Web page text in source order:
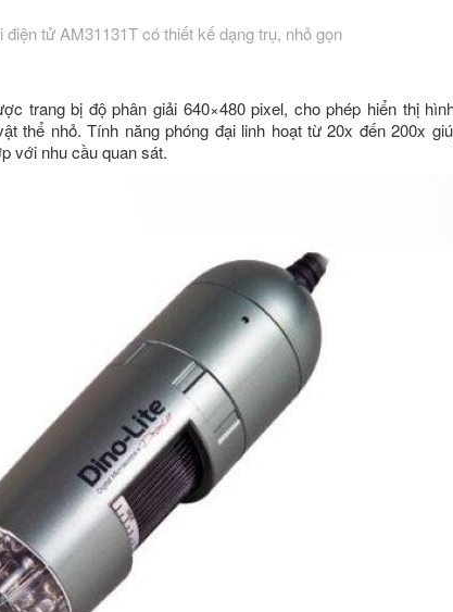
điện tử AM31131T có thiết kế dạng trụ, nhỏ gọn
trang bị độ phân giải 640×480 pixel, cho phép hiển thị
thể nhỏ. Tính năng phóng đại linh hoạt từ 20x đến 200x
với nhu cầu quan sát.